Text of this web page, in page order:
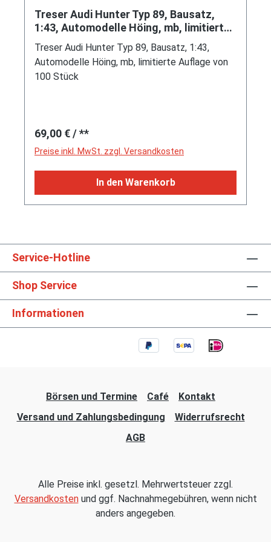
5 x 112 und MICHELIN TRX 250/45 V 415,
Automodelle Höing, 1:43, PC-Box
und Oldtimermuseum 100 pcs.)
Treser Audi Hunter Typ 89, Bausatz,
1:43, Automodelle Höing, mb, limitierte
Auflage von 100 Stück
Treser Audi Hunter Typ 89, Bausatz, 1:43,
Automodelle Höing, mb, limitierte Auflage von
100 Stück
Regulärer Preis:
69,00 €/ **
Preise inkl. MwSt. zzgl. Versandkosten
In den Warenkorb
Service-Hotline
Shop Service
Informationen
Börsen und Termine Café
Kontakt
Versand und Zahlungsbedingung
Widerrufsrecht
AGB
Alle Preise inkl. gesetzl. Mehrwertsteuer zzgl.
Versandkostenund ggf. Nachnahmegebühren, wenn nicht
anders angegeben.